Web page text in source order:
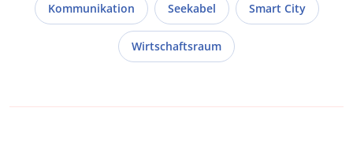
Kommunikation Seekabel Smart City
Wirtschaftsraum